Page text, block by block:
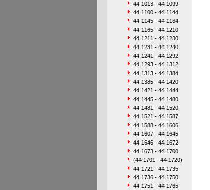
44 1013 - 44 1099
44 1100 - 44 1144
44 1145 - 44 1164
44 1165 - 44 1210
44 1211 - 44 1230
44 1231 - 44 1240
44 1241 - 44 1292
44 1293 - 44 1312
44 1313 - 44 1384
44 1385 - 44 1420
44 1421 - 44 1444
44 1445 - 44 1480
44 1481 - 44 1520
44 1521 - 44 1587
44 1588 - 44 1606
44 1607 - 44 1645
44 1646 - 44 1672
44 1673 - 44 1700
(44 1701 - 44 1720)
44 1721 - 44 1735
44 1736 - 44 1750
44 1751 - 44 1765